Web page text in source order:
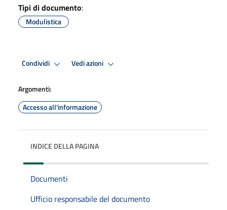
Tipi di documento:
Modulistica
Condividi Vedi azioni
Argomenti:
Accesso all'informazione
INDICE DELLA PAGINA
Documenti
Ufficio responsabile del documento